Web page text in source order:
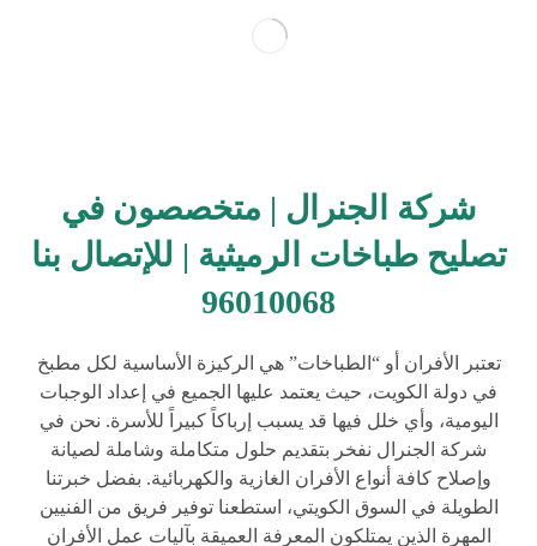
شركة الجنرال | متخصصون في
تصليح طباخات الرميثية | للإتصال بنا
96010068
تعتبر الأفران أو “الطباخات” هي الركيزة الأساسية لكل مطبخ
في دولة الكويت، حيث يعتمد عليها الجميع في إعداد الوجبات
اليومية، وأي خلل فيها قد يسبب إرباكاً كبيراً للأسرة. نحن في
شركة الجنرال نفخر بتقديم حلول متكاملة وشاملة لصيانة
وإصلاح كافة أنواع الأفران الغازية والكهربائية. بفضل خبرتنا
الطويلة في السوق الكويتي، استطعنا توفير فريق من الفنيين
المهرة الذين يمتلكون المعرفة العميقة بآليات عمل الأفران